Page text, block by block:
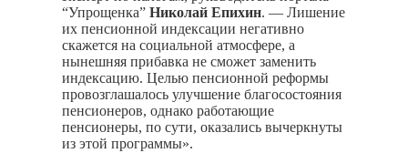
“Упрощенка” Николай Епихин. — Лишение
их пенсионной индексации негативно
скажется на социальной атмосфере, а
нынешняя прибавка не сможет заменить
индексацию. Целью пенсионной реформы
провозглашалось улучшение благосостояния
пенсионеров, однако работающие
пенсионеры, по сути, оказались вычеркнуты
из этой программы».